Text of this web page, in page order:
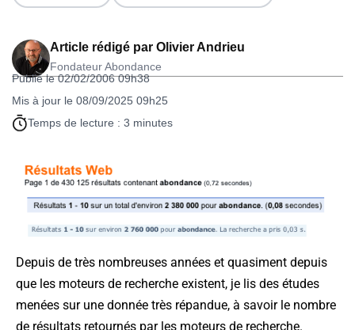
Article rédigé par Olivier Andrieu
Fondateur Abondance
Publié le 02/02/2006 09h38
Mis à jour le 08/09/2025 09h25
Temps de lecture : 3 minutes
Depuis de très nombreuses années et quasiment depuis
que les moteurs de recherche existent, je lis des études
menées sur une donnée très répandue, à savoir le nombre
de résultats retournés par les moteurs de recherche.